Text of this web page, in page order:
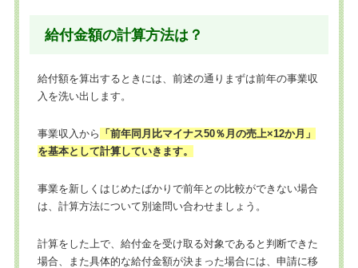
給付金額の計算方法は？
給付額を算出するときには、前述の通りまずは前年の事業収
入を洗い出します。
事業収入から 「前年同月比マイナス50％月の売上×12か月」
を基本として計算していきます。
事業を新しくはじめたばかりで前年との比較ができない場合
は、計算方法について別途問い合わせましょう。
計算をした上で、給付金を受け取る対象であると判断できた
場合、また具体的な給付金額が決まった場合には、申請に移